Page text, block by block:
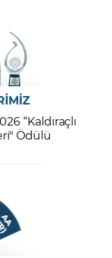
“Kaldıraçlı
Ödülü